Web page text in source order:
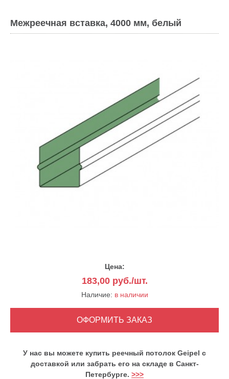
Межреечная вставка, 4000 мм, белый
Цена:
183,00руб./шт.
Наличие: в наличии
У нас вы можете купить реечный потолок Geipel с
доставкой или забрать его на складе в Санкт-
Петербурге. >>>